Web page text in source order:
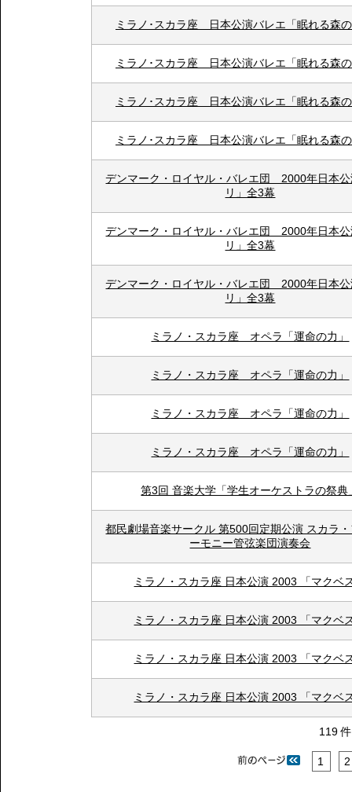
ミラノ･スカラ座 日本公演バレエ「眠れる森
ミラノ･スカラ座 日本公演バレエ「眠れる森
ミラノ･スカラ座 日本公演バレエ「眠れる森
ミラノ･スカラ座 日本公演バレエ「眠れる森
デンマーク・ロイヤル・バレエ団 2000年日本
リ」全3幕
デンマーク・ロイヤル・バレエ団 2000年日本
リ」全3幕
デンマーク・ロイヤル・バレエ団 2000年日本
リ」全3幕
ミラノ・スカラ座 オペラ「運命の力」
ミラノ・スカラ座 オペラ「運命の力」
ミラノ・スカラ座 オペラ「運命の力」
ミラノ・スカラ座 オペラ「運命の力」
第3回 音楽大学「学生オーケストラの祭典
都民劇場音楽サークル 第500回定期公演 スカラ
ーモニー管弦楽団演奏会
ミラノ・スカラ座 日本公演 2003 「マクベ
ミラノ・スカラ座 日本公演 2003 「マクベ
ミラノ・スカラ座 日本公演 2003 「マクベ
ミラノ・スカラ座 日本公演 2003 「マクベ
119
1 2